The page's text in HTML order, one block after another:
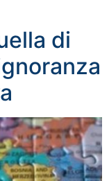
di